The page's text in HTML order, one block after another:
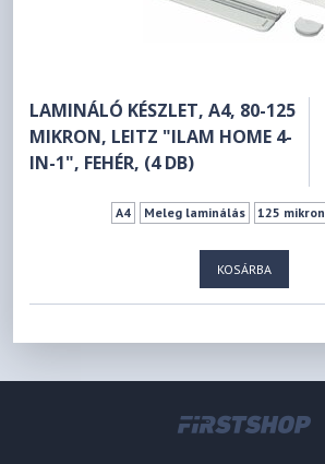
LAMINÁLÓ KÉSZLET, A4, 80-125
MIKRON, LEITZ "ILAM HOME 4-
IN-1", FEHÉR, (4 DB)
A4 Meleg laminálás 125 mikron
KOSÁRBA